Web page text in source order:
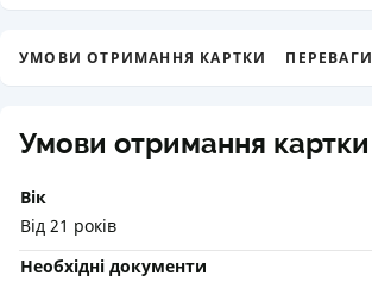
УМОВИ ОТРИМАННЯ КАРТКИ ПЕРЕВАГИ
Умови отримання картки
Вік
Від 21 років
Необхідні документи